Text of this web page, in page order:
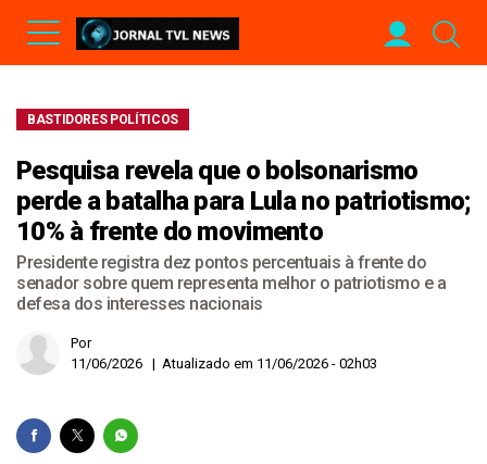
BASTIDORES POLÍTICOS
Pesquisa revela que o bolsonarismo
perde a batalha para Lula no patriotismo;
10% à frente do movimento
Presidente registra dez pontos percentuais à frente do
senador sobre quem representa melhor o patriotismo e a
defesa dos interesses nacionais
Por
11/06/2026 | Atualizado em 11/06/2026 - 02h03